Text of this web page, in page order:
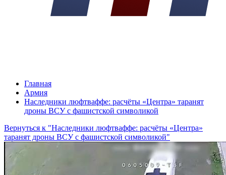
Главная
Армия
Наследники люфтваффе: расчёты «Центра» таранят
дроны ВСУ с фашистской символикой
Вернуться к "Наследники люфтваффе: расчёты «Центра»
таранят дроны ВСУ с фашистской символикой"